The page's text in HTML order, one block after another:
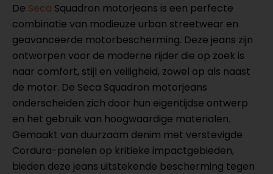
De Seca Squadron motorjeans is een perfecte
combinatie van modieuze urban streetwear en
geavanceerde motorbescherming. Deze jeans zijn
ontworpen voor de moderne rijder die op zoek is
naar comfort, stijl en veiligheid, zowel op als naast
de motor. De Seca Squadron motorjeans
onderscheiden zich door hun eigentijdse ontwerp
en het gebruik van hoogwaardige materialen.
Gemaakt van duurzaam denim met verstevigde
Cordura-panelen op kritieke impactgebieden,
bieden deze jeans uitstekende bescherming tegen